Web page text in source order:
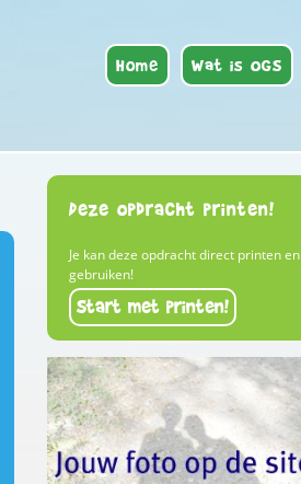
Home Wat is OGS
Deze opdracht printen!
Je kan deze opdracht direct printen en
gebruiken!
Start met printen!